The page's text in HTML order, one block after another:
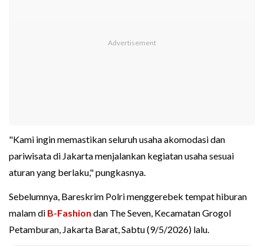
"Kami ingin memastikan seluruh usaha akomodasi dan
pariwisata di Jakarta menjalankan kegiatan usaha sesuai
aturan yang berlaku," pungkasnya.
Sebelumnya, Bareskrim Polri menggerebek tempat hiburan
malam di B-Fashion dan The Seven, Kecamatan Grogol
Petamburan, Jakarta Barat, Sabtu (9/5/2026) lalu.